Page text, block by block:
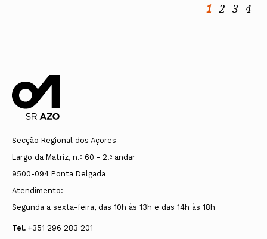
1 2 3 4
Secção Regional dos Açores
Largo da Matriz, n.º 60 - 2.º andar
9500-094 Ponta Delgada
Atendimento:
Segunda a sexta-feira, das 10h às 13h e das 14h às 18h
Tel. +351 296 283 201